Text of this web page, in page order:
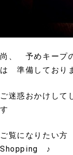
尚、 予めキープ
は 準備しており
ご迷惑おかけして
す
ご覧になりた
Shopping ♪